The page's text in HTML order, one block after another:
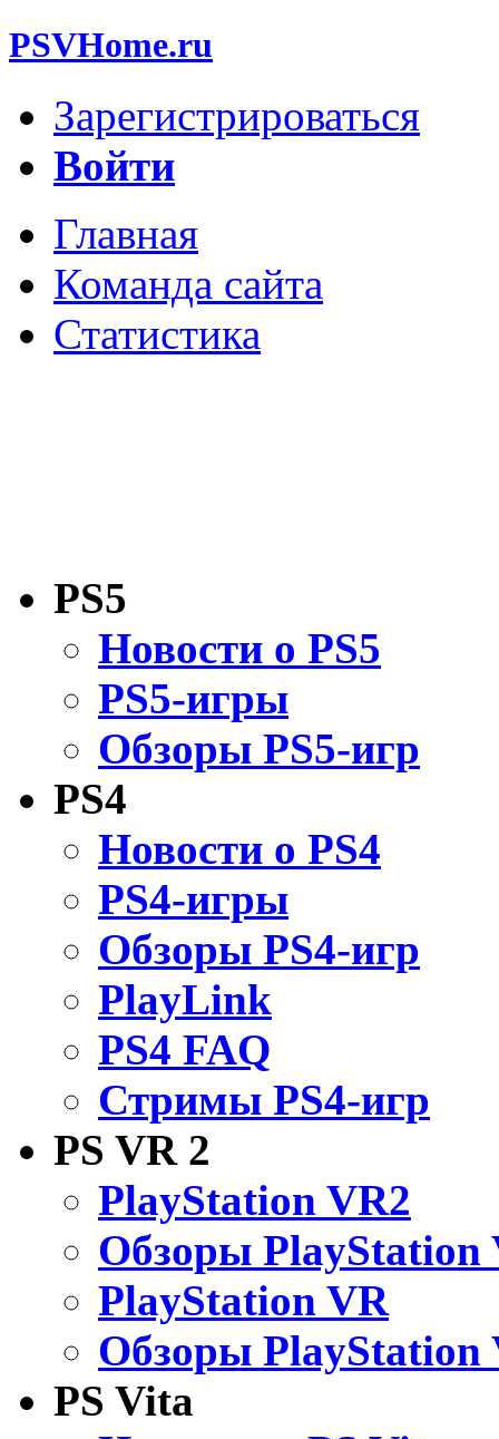
PSVHome.ru
Зарегистрироваться
Войти
Главная
Команда сайта
Статистика
PS5
Новости о PS5
PS5-игры
Обзоры PS5-игр
PS4
Новости о PS4
PS4-игры
Обзоры PS4-игр
PlayLink
PS4 FAQ
Стримы PS4-игр
PS VR 2
PlayStation VR2
Обзоры PlayStation
PlayStation VR
Обзоры PlayStation
PS Vita